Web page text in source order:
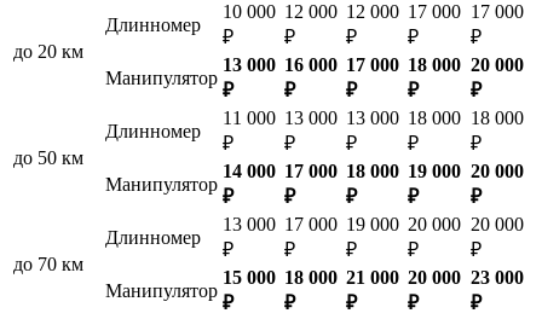
до 20 км
Длинномер
10 000
₽
12 000
₽
12 000
₽
17 000
₽
17 000
₽
Манипулятор
13 000
₽
16 000
₽
17 000
₽
18 000
₽
20 000
₽
до 50 км
Длинномер
11 000
₽
13 000
₽
13 000
₽
18 000
₽
18 000
₽
Манипулятор
14 000
₽
17 000
₽
18 000
₽
19 000
₽
20 000
₽
до 70 км
Длинномер
13 000
₽
17 000
₽
19 000
₽
20 000
₽
20 000
₽
Манипулятор
15 000
₽
18 000
₽
21 000
₽
20 000
₽
23 000
₽